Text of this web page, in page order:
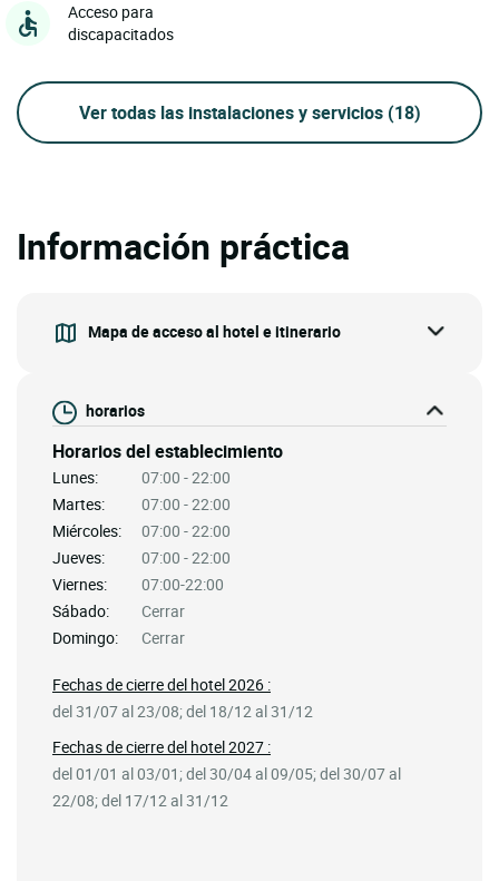
Acceso para
discapacitados
Ver todas las instalaciones y servicios (18)
Información práctica
Mapa de acceso al hotel e itinerario
horarios
Horarios del establecimiento
Lunes:
07:00 - 22:00
Martes:
07:00 - 22:00
Miércoles:
07:00 - 22:00
Jueves:
07:00 - 22:00
Viernes:
07:00-22:00
Sábado:
Cerrar
Domingo:
Cerrar
Fechas de cierre del hotel 2026 :
del 31/07 al 23/08; del 18/12 al 31/12
Fechas de cierre del hotel 2027 :
del 01/01 al 03/01; del 30/04 al 09/05; del 30/07 al
22/08; del 17/12 al 31/12